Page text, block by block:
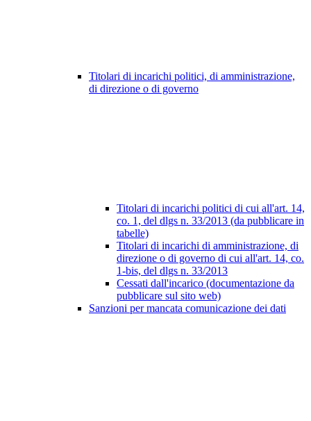
Titolari di incarichi politici, di amministrazione,
di direzione o di governo
Titolari di incarichi politici di cui all'art. 14,
co. 1, del dlgs n. 33/2013 (da pubblicare in
tabelle)
Titolari di incarichi di amministrazione, di
direzione o di governo di cui all'art. 14, co.
1-bis, del dlgs n. 33/2013
Cessati dall'incarico (documentazione da
pubblicare sul sito web)
Sanzioni per mancata comunicazione dei dati